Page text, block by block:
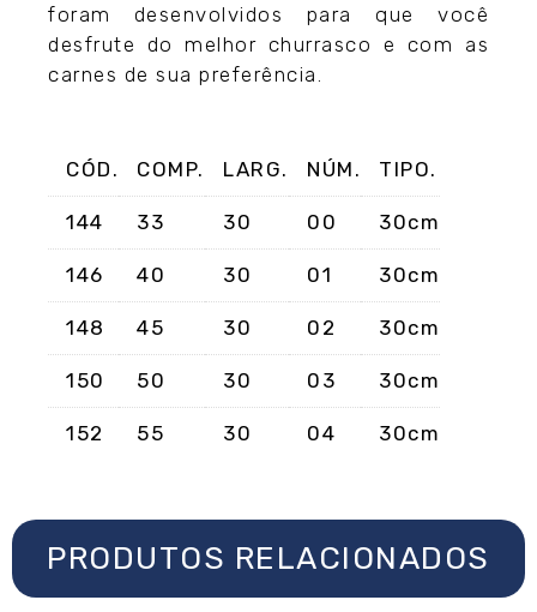
foram desenvolvidos para que você
desfrute do melhor churrasco e com as
carnes de sua preferência.
CÓD. COMP. LARG. NÚM. TIPO.
144 33 30 00 30cm
146 40 30 01 30cm
148 45 30 02 30cm
150 50 30 03 30cm
152 55 30 04 30cm
PRODUTOS RELACIONADOS